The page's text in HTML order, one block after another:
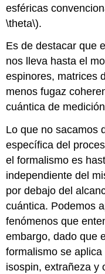
esféricas
\theta\).
Es de destacar que
nos lleva hasta el
espinores, matrices
menos fugaz
cuántica de
Lo que no sacamos
específica del
el formalismo es
independiente del
por debajo del
cuántica. Podemos
fenómenos que
embargo, dado que
formalismo se
isospin, extrañeza y